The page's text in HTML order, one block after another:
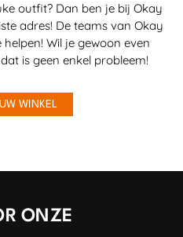
outfit? Dan ben je bij Okay
adres! De teams van Okay
Wil je gewoon even
is geen enkel probleem!
WINKEL
ONZE